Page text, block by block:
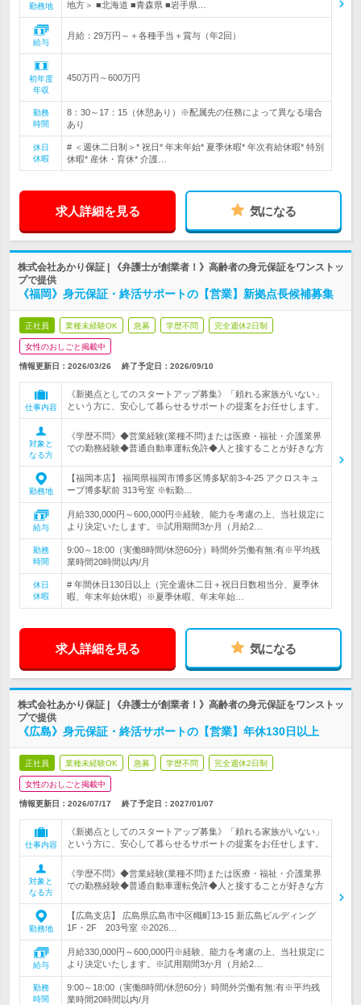
勤務地 地方＞ ■北海道 ■青森県 ■岩手県…
給与
月給：29万円～＋各種手当＋賞与（年2回）
初年度
年収
450万円～600万円
勤務
時間
8：30～17：15（休憩あり）※配属先の任務によって異なる場合
あり
休日
休暇
# ＜週休二日制＞* 祝日* 年末年始* 夏季休暇* 年次有給休暇* 特別
休暇* 産休・育休* 介護…
求人詳細を見る 気になる
株式会社あかり保証 | 《弁護士が創業者！》高齢者の身元保証をワンストッ
プで提供
《福岡》身元保証・終活サポートの【営業】新拠点長候補募集
正社員 業種未経験OK 急募 学歴不問 完全週休2日制
女性のおしごと掲載中
情報更新日：2026/03/26 終了予定日： 2026/09/10
仕事内容
《新拠点としてのスタートアップ募集》「頼れる家族がいない」
という方に、安心して暮らせるサポートの提案をお任せします。
対象と
なる方
《学歴不問》◆営業経験(業種不問)または医療・福祉・介護業界
での勤務経験◆普通自動車運転免許◆人と接することが好きな方
勤務地
【福岡本店】 福岡県福岡市博多区博多駅前3-4-25 アクロスキュ
ーブ博多駅前 313号室 ※転勤…
給与
月給330,000円～600,000円※経験、能力を考慮の上、当社規定に
より決定いたします。※試用期間3か月（月給2…
勤務
時間
9:00～18:00（実働8時間/休憩60分）時間外労働有無:有※平均残
業時間20時間以内/月
休日
休暇
# 年間休日130日以上（完全週休二日＋祝日日数相当分、夏季休
暇、年末年始休暇）※夏季休暇、年末年始…
求人詳細を見る 気になる
株式会社あかり保証 | 《弁護士が創業者！》高齢者の身元保証をワンストッ
プで提供
《広島》身元保証・終活サポートの【営業】年休130日以上
正社員 業種未経験OK 急募 学歴不問 完全週休2日制
女性のおしごと掲載中
情報更新日：2026/07/17 終了予定日： 2027/01/07
仕事内容
《新拠点としてのスタートアップ募集》「頼れる家族がいない」
という方に、安心して暮らせるサポートの提案をお任せします。
対象と
なる方
《学歴不問》◆営業経験(業種不問)または医療・福祉・介護業界
での勤務経験◆普通自動車運転免許◆人と接することが好きな方
勤務地
【広島支店】 広島県広島市中区幟町13-15 新広島ビルディング
1F・2F 203号室 ※2026…
給与
月給330,000円～600,000円※経験、能力を考慮の上、当社規定に
より決定いたします。※試用期間3か月（月給2…
勤務
時間
9:00～18:00（実働8時間/休憩60分）時間外労働有無:有※平均残
業時間20時間以内/月